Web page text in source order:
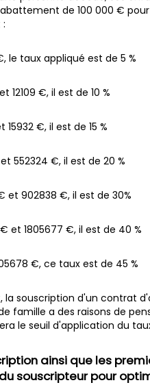
de 100 000 €
le taux appliqué est de 5 %
12109 €, il est de 10 %
15932 €, il est de 15 %
552324 €, il est de 20 %
et 902838 €, il est de 30%
et 1805677 €, il est de 40 %
€, ce taux est de 45 %
la souscription d'un contrat
famille a des raisons de
le seuil d'application du
ainsi que les
souscripteur pour